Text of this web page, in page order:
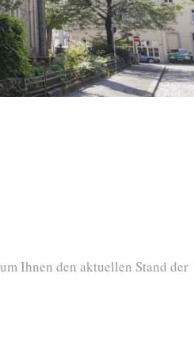
Ihnen den aktuellen Stand der